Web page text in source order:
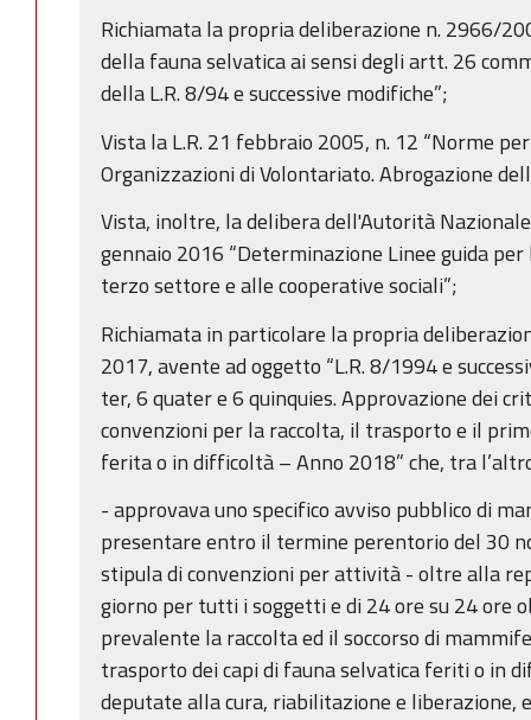
Richiamata la propria deliberazione n. 2966/
della fauna selvatica ai sensi degli artt. 26
della L.R. 8/94 e successive modifiche”;
Vista la L.R. 21 febbraio 2005, n. 12 “Norme
Organizzazioni di Volontariato. Abrogazione
Vista, inoltre, la delibera dell'Autorità
gennaio 2016 “Determinazione Linee guida
terzo settore e alle cooperative sociali”;
Richiamata in particolare la propria
2017, avente ad oggetto “L.R. 8/1994 e
ter, 6 quater e 6 quinquies. Approvazione dei
convenzioni per la raccolta, il trasporto e il
ferita o in difficoltà – Anno 2018” che, tra
- approvava uno specifico avviso pubblico di
presentare entro il termine perentorio del 30
stipula di convenzioni per attività - oltre alla
giorno per tutti i soggetti e di 24 ore su 24 ore
prevalente la raccolta ed il soccorso di
trasporto dei capi di fauna selvatica feriti o in
deputate alla cura, riabilitazione e liberazione,